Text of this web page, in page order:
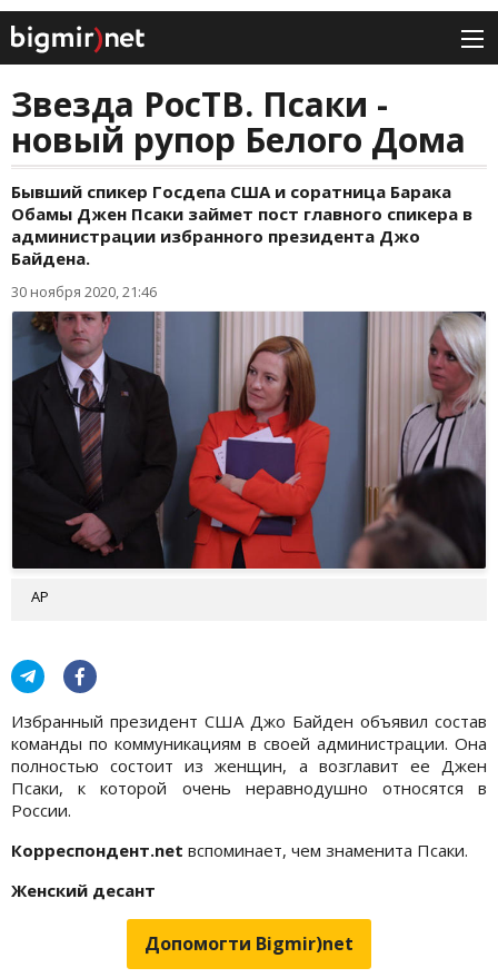
Звезда РосТВ. Псаки -
новый рупор Белого Дома
Бывший спикер Госдепа США и соратница Барака
Обамы Джен Псаки займет пост главного спикера в
администрации избранного президента Джо
Байдена.
30 ноября 2020, 21:46
AP
Избранный президент США Джо Байден объявил состав
команды по коммуникациям в своей администрации. Она
полностью состоит из женщин, а возглавит ее Джен
Псаки, к которой очень неравнодушно относятся в
России.
Корреспондент.net вспоминает, чем знаменита Псаки.
Женский десант
Допомогти Bigmir)net